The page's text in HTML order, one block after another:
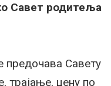
Савет родитеља
предочава Савету
трајање, цену по